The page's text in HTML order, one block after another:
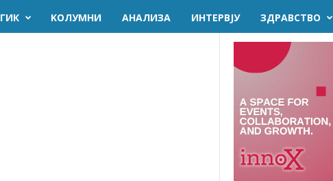
ГИК KОЛУМНИ AНАЛИЗА ИНТЕРВЈУ ЗДРАВСТВО